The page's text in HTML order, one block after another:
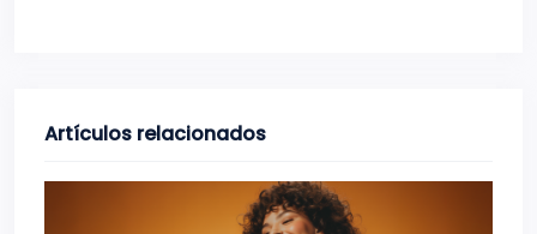
Artículos relacionados